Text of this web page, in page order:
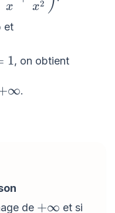
x x2
=
et
1, on obtient
∞.
de +\infty
+∞ et si